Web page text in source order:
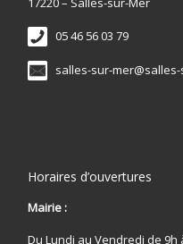
05 46 56 03 79
salles-sur-
Horaires d’ouvertures
Mairie :
Du Lundi au Vendredi de 9h